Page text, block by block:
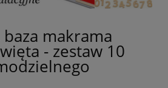
baza makrama
- zestaw 10